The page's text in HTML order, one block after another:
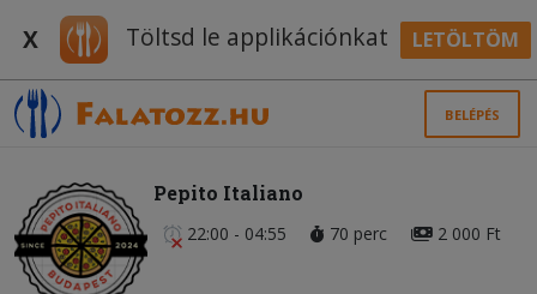
X Töltsd le applikációnkat LETÖLTÖM
BELÉPÉS
Pepito Italiano
22:00 - 04:55 70 perc 2 000 Ft